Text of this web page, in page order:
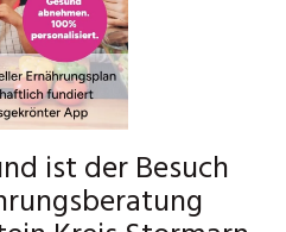
ist der Besuch